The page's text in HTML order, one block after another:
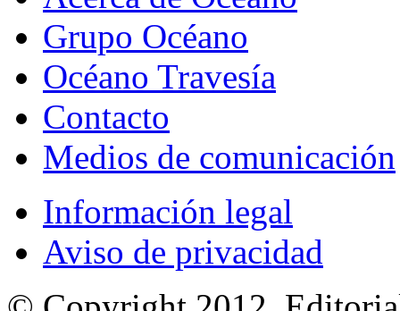
Grupo Océano
Océano Travesía
Contacto
Medios de comunicación
Información legal
Aviso de privacidad